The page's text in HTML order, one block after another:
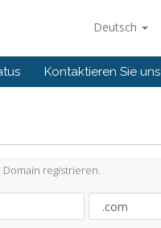
Deutsch
Kontaktieren Sie uns
registrieren.